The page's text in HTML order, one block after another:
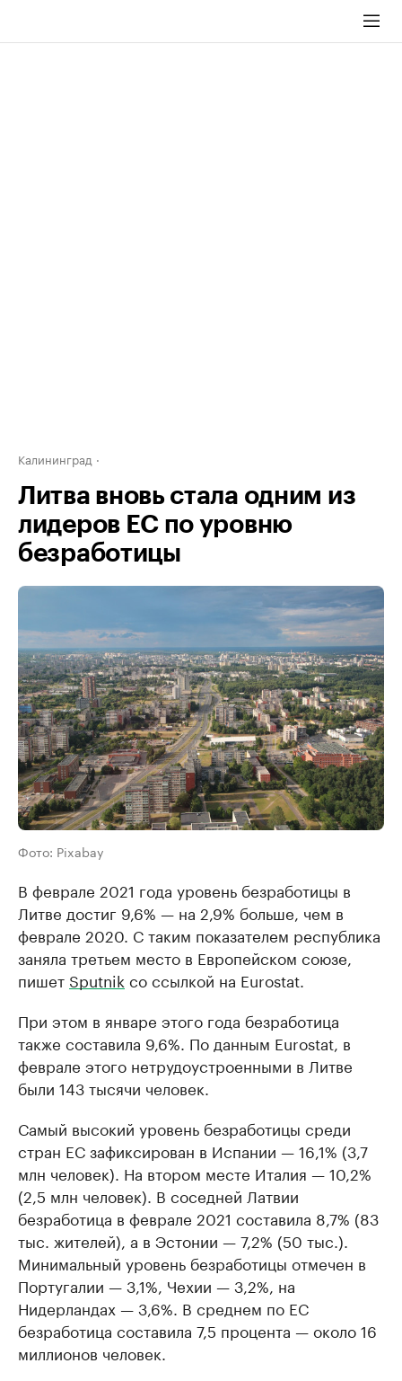
Калининград
Литва вновь стала одним из
лидеров ЕС по уровню
безработицы
Фото: Pixabay
В феврале 2021 года уровень безработицы в
Литве достиг 9,6% — на 2,9% больше, чем в
феврале 2020. С таким показателем республика
заняла третьем место в Европейском союзе,
пишет Sputnik со ссылкой на Eurostat.
При этом в январе этого года безработица
также составила 9,6%. По данным Eurostat, в
феврале этого нетрудоустроенными в Литве
были 143 тысячи человек.
Самый высокий уровень безработицы среди
стран ЕС зафиксирован в Испании — 16,1% (3,7
млн человек). На втором месте Италия — 10,2%
(2,5 млн человек). В соседней Латвии
безработица в феврале 2021 составила 8,7% (83
тыс. жителей), а в Эстонии — 7,2% (50 тыс.).
Минимальный уровень безработицы отмечен в
Португалии — 3,1%, Чехии — 3,2%, на
Нидерландах — 3,6%. В среднем по ЕС
безработица составила 7,5 процента — около 16
миллионов человек.